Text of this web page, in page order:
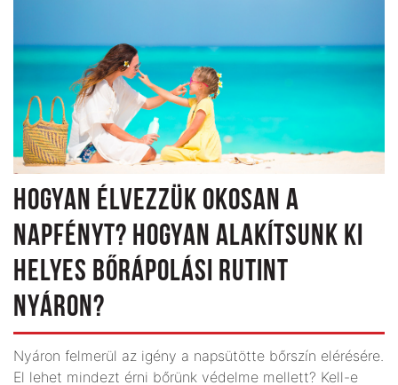
HOGYAN ÉLVEZZÜK OKOSAN A
NAPFÉNYT? HOGYAN ALAKÍTSUNK KI
HELYES BŐRÁPOLÁSI RUTINT
NYÁRON?
Nyáron felmerül az igény a napsütötte bőrszín elérésére.
El lehet mindezt érni bőrünk védelme mellett? Kell-e